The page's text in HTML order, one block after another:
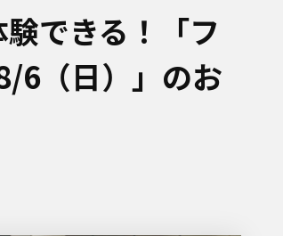
できる！「フ
6（日）」のお